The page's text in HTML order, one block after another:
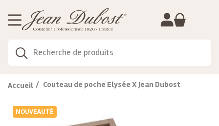
Accueil Couteau de poche Elysée X Jean Dubost
NOUVEAUTÉ
Gestion de vos préférences sur les cookies